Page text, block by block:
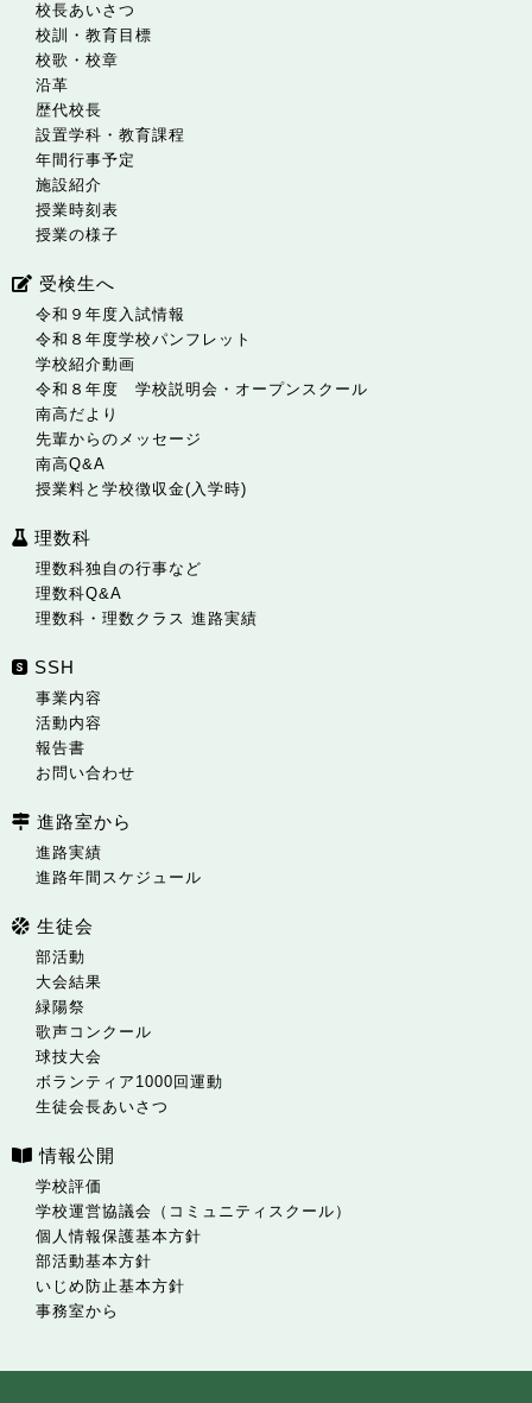
校長あいさつ
校訓・教育目標
校歌・校章
沿革
歴代校長
設置学科・教育課程
年間行事予定
施設紹介
授業時刻表
授業の様子
受検生へ
令和９年度入試情報
令和８年度学校パンフレット
学校紹介動画
令和８年度 学校説明会・オープンスクール
南高だより
先輩からのメッセージ
南高Q&A
授業料と学校徴収金(入学時)
理数科
理数科独自の行事など
理数科Q&A
理数科・理数クラス 進路実績
SSH
事業内容
活動内容
報告書
お問い合わせ
進路室から
進路実績
進路年間スケジュール
生徒会
部活動
大会結果
緑陽祭
歌声コンクール
球技大会
ボランティア1000回運動
生徒会長あいさつ
情報公開
学校評価
学校運営協議会（コミュニティスクール）
個人情報保護基本方針
部活動基本方針
いじめ防止基本方針
事務室から